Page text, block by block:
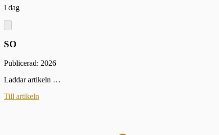
I dag
SO
Publicerad: 2026
Laddar artikeln …
Till artikeln